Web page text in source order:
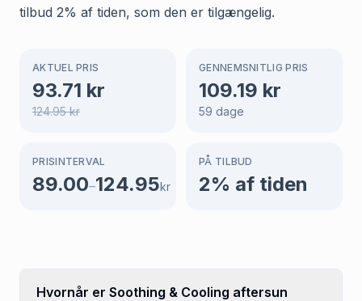
tilbud 2% af tiden, som den er tilgængelig.
AKTUEL PRIS
93.71 kr
124.95kr
GENNEMSNITLIG PRIS
109.19 kr
59 dage
PRISINTERVAL
89.00–124.95kr
PÅ TILBUD
2% af tiden
Hvornår er Soothing & Cooling aftersun